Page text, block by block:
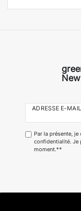
ADRESSE E-
Par la présente,
confidentialité. Je
moment.**